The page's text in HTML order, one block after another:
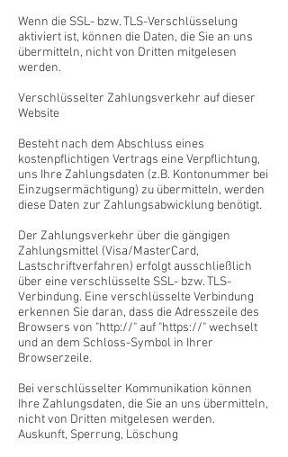
Wenn die SSL- bzw. TLS-Verschlüsselung
aktiviert ist, können die Daten, die Sie an uns
übermitteln, nicht von Dritten mitgelesen
werden.
Verschlüsselter Zahlungsverkehr auf dieser
Website
Besteht nach dem Abschluss eines
kostenpflichtigen Vertrags eine Verpflichtung,
uns Ihre Zahlungsdaten (z.B. Kontonummer bei
Einzugsermächtigung) zu übermitteln, werden
diese Daten zur Zahlungsabwicklung benötigt.
Der Zahlungsverkehr über die gängigen
Zahlungsmittel (Visa/MasterCard,
Lastschriftverfahren) erfolgt ausschließlich
über eine verschlüsselte SSL- bzw. TLS-
Verbindung. Eine verschlüsselte Verbindung
erkennen Sie daran, dass die Adresszeile des
Browsers von "http://" auf "https://" wechselt
und an dem Schloss-Symbol in Ihrer
Browserzeile.
Bei verschlüsselter Kommunikation können
Ihre Zahlungsdaten, die Sie an uns übermitteln,
nicht von Dritten mitgelesen werden.
Auskunft, Sperrung, Löschung